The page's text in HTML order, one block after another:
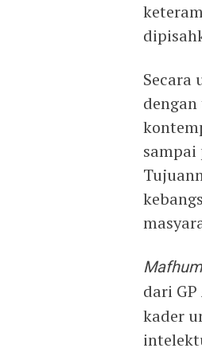
Secara
Mafhum
dari
kader